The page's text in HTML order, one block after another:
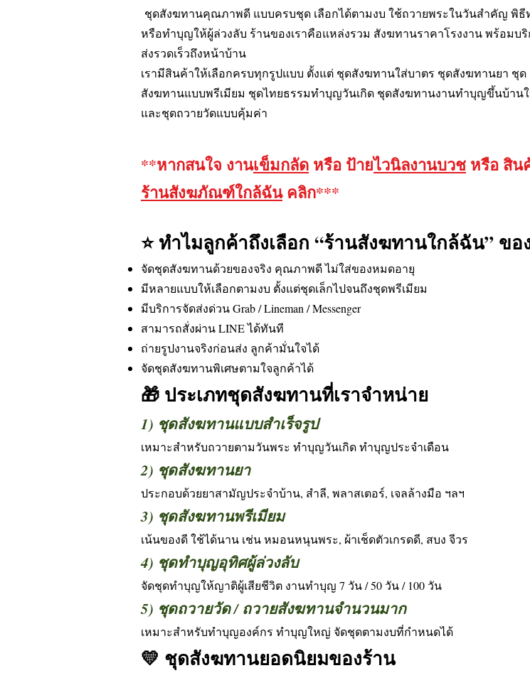
ชุดสังฆทานคุณภาพดี แบบครบชุด เลือกได้ตามงบ ใช้ถวายพระในวันสำคัญ พิ
หรือทำบุญให้ผู้ล่วงลับ ร้านของเราคือแหล่งรวม สังฆทานราคาโรงงาน พร้อมบ
ส่งรวดเร็วถึงหน้าบ้าน
เรามีสินค้าให้เลือกครบทุกรูปแบบ ตั้งแต่ ชุดสังฆทานใส่บาตร ชุดสังฆทานยา ชุด
สังฆทานแบบพรีเมียม ชุดไทยธรรมทำบุญวันเกิด ชุดสังฆทานงานทำบุญขึ้นบ้าน
และชุดถวายวัดแบบคุ้มค่า
**หากสนใจ งานเข็มกลัด หรือ ป้ายไวนิลงานบวช หรือ สิน
ร้านสังฆภัณฑ์ใกล้ฉันคลิก***
⭐ ทำไมลูกค้าถึงเลือก “ร้านสังฆทานใกล้ฉัน” ขอ
จัดชุดสังฆทานด้วยของจริง คุณภาพดี ไม่ใส่ของหมดอายุ
มีหลายแบบให้เลือกตามงบ ตั้งแต่ชุดเล็กไปจนถึงชุดพรีเมียม
มีบริการจัดส่งด่วน Grab / Lineman / Messenger
สามารถสั่งผ่าน LINE ได้ทันที
ถ่ายรูปงานจริงก่อนส่ง ลูกค้ามั่นใจได้
จัดชุดสังฆทานพิเศษตามใจลูกค้าได้
🎁 ประเภทชุดสังฆทานที่เราจำหน่าย
1) ชุดสังฆทานแบบสำเร็จรูป
เหมาะสำหรับถวายตามวันพระ ทำบุญวันเกิด ทำบุญประจำเดือน
2) ชุดสังฆทานยา
ประกอบด้วยยาสามัญประจำบ้าน, สำลี, พลาสเตอร์, เจลล้างมือ ฯลฯ
3) ชุดสังฆทานพรีเมียม
เน้นของดี ใช้ได้นาน เช่น หมอนหนุนพระ, ผ้าเช็ดตัวเกรดดี, สบง จีวร
4) ชุดทำบุญอุทิศผู้ล่วงลับ
จัดชุดทำบุญให้ญาติผู้เสียชีวิต งานทำบุญ 7 วัน / 50 วัน / 100 วัน
5) ชุดถวายวัด / ถวายสังฆทานจำนวนมาก
เหมาะสำหรับทำบุญองค์กร ทำบุญใหญ่ จัดชุดตามงบที่กำหนดได้
💛 ชุดสังฆทานยอดนิยมของร้าน